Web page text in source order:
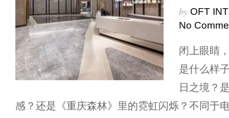
by OFT
No
闭上眼睛
是什么样
日之境？
感？还是《重庆森林》里的霓虹闪烁？不同于